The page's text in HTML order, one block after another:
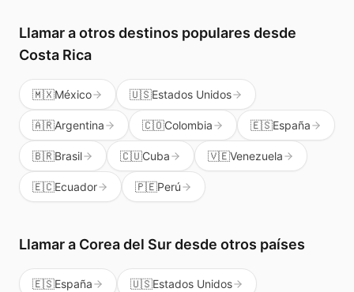
Llamar a otros destinos populares desde
Costa Rica
🇲🇽México 🇺🇸Estados Unidos
🇦🇷Argentina 🇨🇴Colombia 🇪🇸España
🇧🇷Brasil 🇨🇺Cuba 🇻🇪Venezuela
🇪🇨Ecuador 🇵🇪Perú
Llamar a Corea del Surdesde otros países
🇪🇸España 🇺🇸Estados Unidos